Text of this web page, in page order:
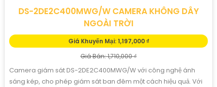
DS-2DE2C400MWG/W CAMERA KHÔNG DÂY
NGOÀI TRỜI
Giá Khuyến Mại: 1,197,000 ₫
Giá Bán: 1,710,000 ₫
Camera giám sát DS-2DE2C400MWG/W với công nghệ ánh
sáng kép, cho phép giám sát ban đêm một cách hiệu quả. Với